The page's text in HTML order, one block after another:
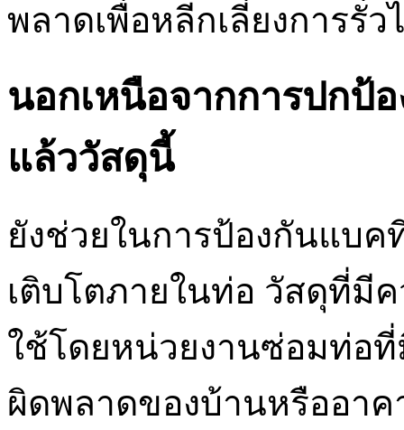
พลาดเพื่อหลีกเลี่ยงการรั่
นอกเหนือจากการปกป้
แล้ววัสดุนี้
ยังช่วยในการป้องกันแบค
เติบโตภายในท่อ วัสดุที่มี
ใช้โดยหน่วยงานซ่อมท่อ
ผิดพลาดของบ้านหรืออา